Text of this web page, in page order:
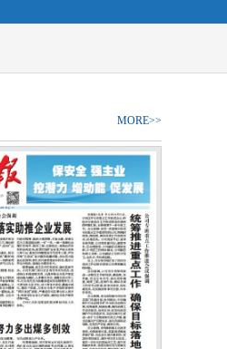
MORE>>